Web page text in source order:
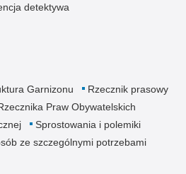
detektywa
Garnizonu
Rzecznik prasowy
Praw Obywatelskich
Sprostowania i polemiki
ze szczególnymi potrzebami